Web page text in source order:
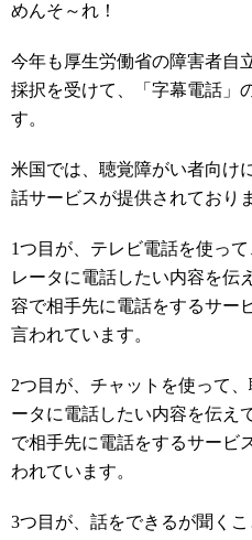
めんそ～れ！
今年も厚生労働省の障害者自
採択を受けて、「字幕電話」
す。
米国では、聴覚障がい者向け
話サービスが提供されており
1つ目が、テレビ電話を使っ
レータに電話したい内容を伝
容で相手先に電話をするサー
言われています。
2つ目が、チャットを使って
ータに電話したい内容を伝え
で相手先に電話をするサービ
われています。
3つ目が、話をできるが聞く